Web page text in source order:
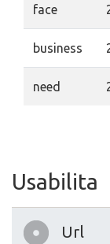
face
business
need
Usabilita
Url